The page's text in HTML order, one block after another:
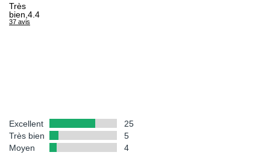
Très
bien,4.4
37 avis
Excellent
25
Très bien
5
Moyen
4